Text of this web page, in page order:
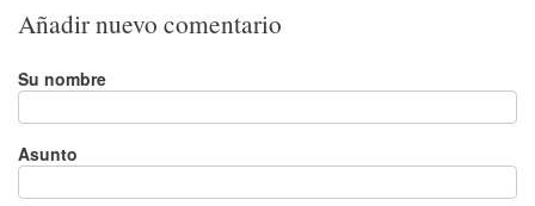
Añadir nuevo comentario
Su nombre
Asunto